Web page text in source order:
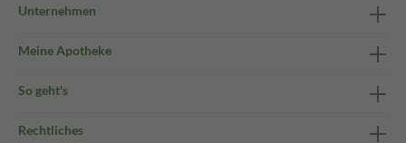
Unternehmen
Meine Apotheke
So geht's
Rechtliches